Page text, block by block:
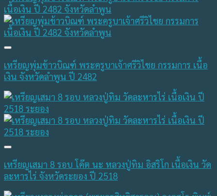
เหรียญพุ่มข้าวบิณฑ์ พระครูบาเจ้าศรีวิไชย กรรมการ เนื้อ
เงิน จังหวัดลำพูน ปี 2482
เหรียญเสมา 8 รอบ โค๊ต นะ หลวงปู่ทิม อิสริโก เนื้อเงิน วัด
ละหารไร่ จังหวัดระยอง ปี 2518